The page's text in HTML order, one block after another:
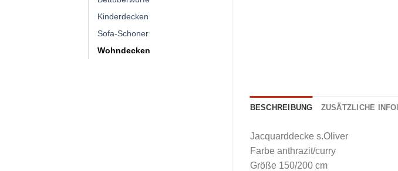
Kinderdecken
Sofa-Schoner
Wohndecken
BESCHREIBUNG ZUSÄTZLICHE
Jacquarddecke s.Oliver
Farbe anthrazit/curry
Größe 150/200 cm